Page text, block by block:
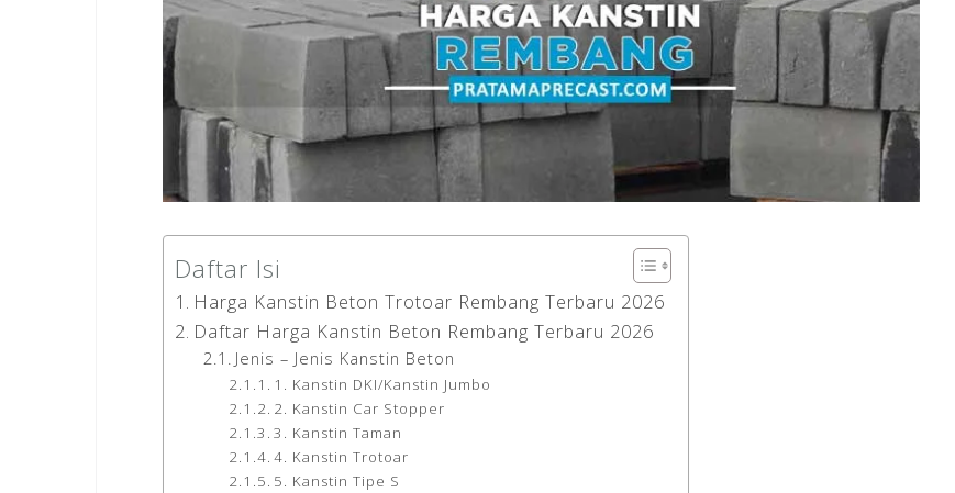
Daftar Isi
Harga Kanstin Beton Trotoar Rembang Terbaru 2026
Daftar Harga Kanstin Beton Rembang Terbaru 2026
Jenis – Jenis Kanstin Beton
1. Kanstin DKI/Kanstin Jumbo
2. Kanstin Car Stopper
3. Kanstin Taman
4. Kanstin Trotoar
5. Kanstin Tipe S